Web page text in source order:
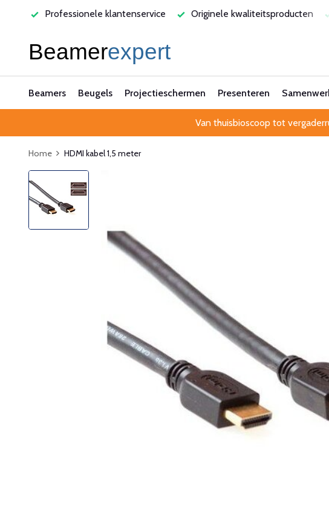
Professionele klantenservice Originele kwaliteitsproducten
Beamers Beugels Projectieschermen Presenteren
Van thuisbioscoop tot
Home HDMI kabel 1,5 meter